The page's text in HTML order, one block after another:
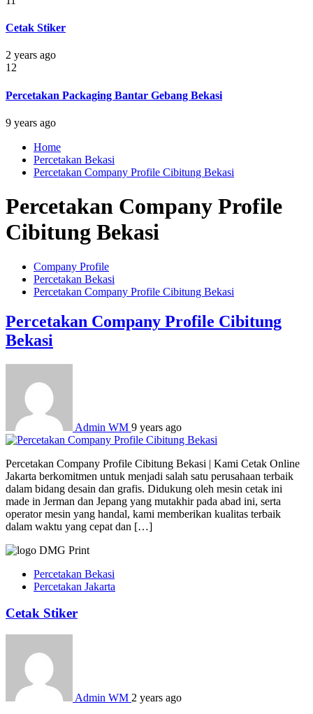
Cetak Stiker
2 years ago
12
Percetakan Packaging Bantar Gebang Bekasi
9 years ago
Home
Percetakan Bekasi
Percetakan Company Profile Cibitung Bekasi
Percetakan Company Profile
Cibitung Bekasi
Company Profile
Percetakan Bekasi
Percetakan Company Profile Cibitung Bekasi
Percetakan Company Profile Cibitung
Bekasi
Admin WM 9 years ago
Percetakan Company Profile Cibitung Bekasi | Kami Cetak Online
Jakarta berkomitmen untuk menjadi salah satu perusahaan terbaik
dalam bidang desain dan grafis. Didukung oleh mesin cetak ini
made in Jerman dan Jepang yang mutakhir pada abad ini, serta
operator mesin yang handal, kami memberikan kualitas terbaik
dalam waktu yang cepat dan […]
Percetakan Bekasi
Percetakan Jakarta
Cetak Stiker
Admin WM 2 years ago